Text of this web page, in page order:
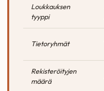
Loukkauksen
tyyppi
Tietoryhmät
Rekisteröityjen
määrä